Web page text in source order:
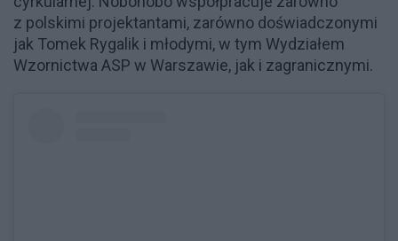
z polskimi projektantami, zarówno doświadczonymi
jak Tomek Rygalik i młodymi, w tym Wydziałem
Wzornictwa ASP w Warszawie, jak i zagranicznymi.